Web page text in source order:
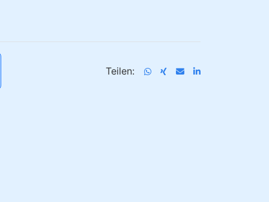
Teilen: